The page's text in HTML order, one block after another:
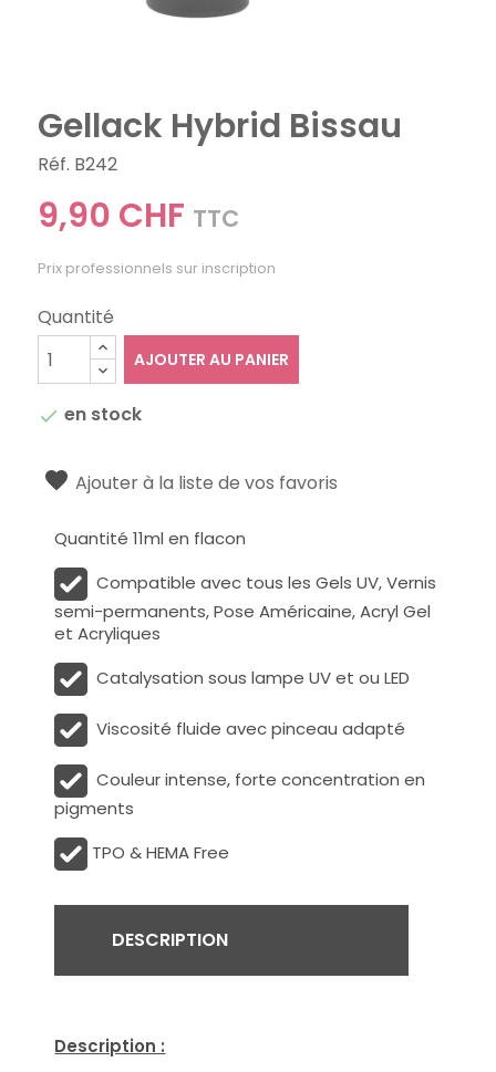
Gellack Hybrid Bissau
Réf. B242
9,90 CHF TTC
Prix professionnels sur inscription
Quantité
AJOUTER AU PANIER
 en stock
Ajouter à la liste de vos favoris
Quantité 11ml en flacon
Compatible avec tous les Gels UV, Vernis
semi-permanents, Pose Américaine, Acryl Gel
et Acryliques
Catalysation sous lampe UV et ou LED
Viscosité fluide avec pinceau adapté
Couleur intense, forte concentration en
pigments
TPO & HEMA Free
DESCRIPTION
Description :